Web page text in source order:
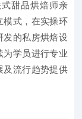
甜品烘焙师亲
模式，在实操环
发的私房烘焙设
为学员进行专业
及流行趋势提供